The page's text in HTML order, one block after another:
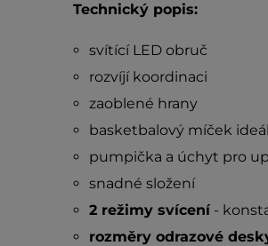
Technický popis:
svítící LED obruč
rozvíjí koordinaci
zaoblené hrany
basketbalový míček
pumpička a úchyt pro
snadné složení
2 režimy svícení-
rozměry odrazové